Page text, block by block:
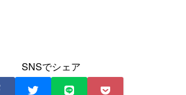
SNSでシェア